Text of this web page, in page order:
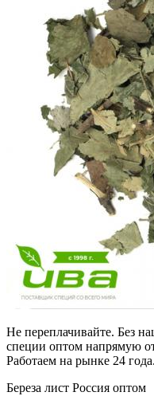
Не переплачивайте. Без
специи оптом напрямую
Работаем на рынке 24 года.
Береза лист Россия оптом